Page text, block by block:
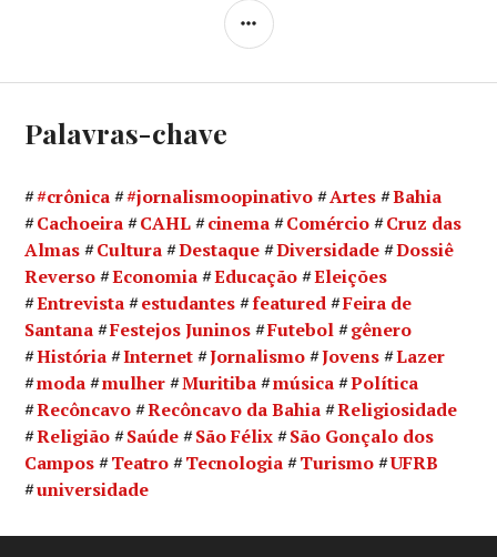
LATERAL
Palavras-chave
#crônica #jornalismoopinativo Artes
Bahia
Cachoeira
CAHL cinema Comércio
Cruz das
Almas
Cultura Destaque Diversidade
Dossiê
Reverso
Economia Educação
Eleições
Entrevista
estudantes featured
Feira de
Santana
Festejos Juninos Futebol
gênero
História
Internet Jornalismo Jovens
Lazer
moda
mulher Muritiba música
Política
Recôncavo
Recôncavo da Bahia
Religiosidade
Religião
Saúde São Félix
São Gonçalo dos
Campos
Teatro Tecnologia Turismo
UFRB
universidade